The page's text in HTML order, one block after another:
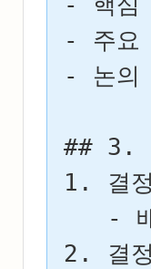
- 주요
- 논의
## 3.
1. 결
2. 결